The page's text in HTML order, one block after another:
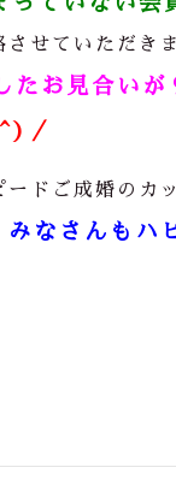
せていただき
たお見合いが
／
ドご成婚のカ
みなさんもハ